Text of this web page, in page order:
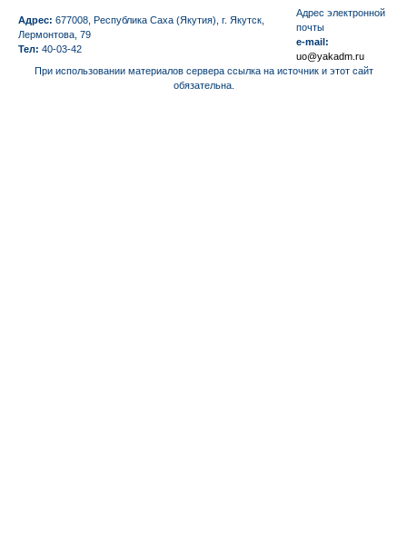
Адрес: 677008, Республика Саха (Якутия), г. Якутск,
Лермонтова, 79
Тел: 40-03-42
Aдрес электронной
почты
e-mail:
uo@yakadm.ru
При использовании материалов сервера ссылка на источник и этот сайт
обязательна.